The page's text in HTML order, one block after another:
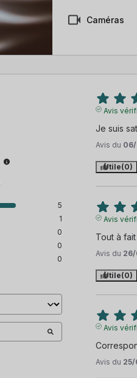
Caméras
5
1
0
0
0
Avis
Je suis
Avis du
Utile(0)
Avis
Tout à
Avis du
Utile(0)
Avis
Avis du